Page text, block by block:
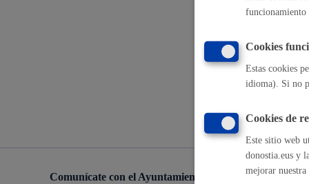
Descarga
Volver
Comunícate con el Ayuntamiento de Donostia / San
funcionamiento
Cookies
Estas cookies
idioma). Si no
Cookies de
Este sitio web
donostia.eus y
mejorar nuestra